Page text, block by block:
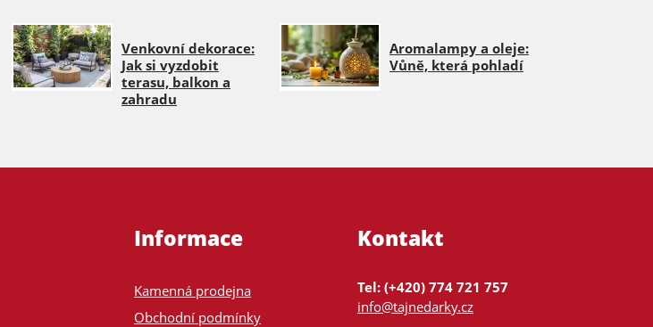
Venkovní dekorace:
Jak si vyzdobit
terasu, balkon a
zahradu
Aromalampy a oleje:
Vůně, která pohladí
Informace
Kamenná prodejna
Obchodní podmínky
Kontakt
Tel: (+420) 774 721 757
info@tajnedarky.cz